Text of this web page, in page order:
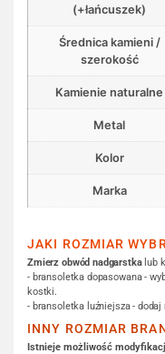
(+łańcuszek)
Średnica kamieni /
szerokość
Kamienie naturalne
Metal
Kolor
Marka
JAKI ROZMIAR
Zmierz obwód nadgarstkalub
- bransoletka dopasowana -
kostki.
- bransoletka luźniejsza - dodaj
INNY ROZMIAR
Istnieje możliwość